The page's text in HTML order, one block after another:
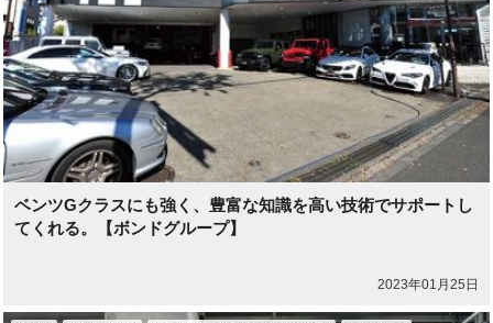
ベンツGクラスにも強く、豊富な知識を高い技術でサポートし
てくれる。【ボンドグループ】
2023年01月25日